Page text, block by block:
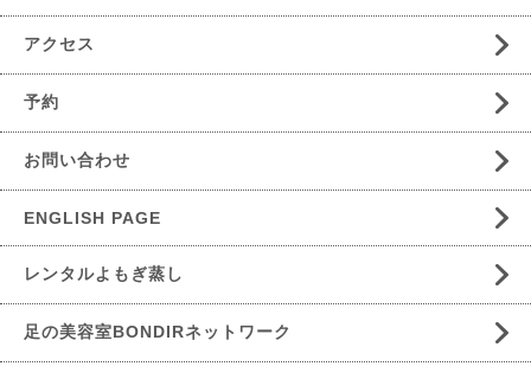
アクセス
予約
お問い合わせ
ENGLISH PAGE
レンタルよもぎ蒸し
足の美容室BONDIRネットワーク